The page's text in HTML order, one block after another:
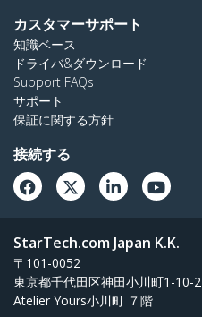
カスタマーサポート
知識ベース
ドライバ&ダウンロード
Support FAQs
サポート
保証に関する方針
接続する
StarTech.com Japan K.K.
〒101-0052
東京都千代田区神田小川町1-10-2
Atelier Yours小川町 ７階